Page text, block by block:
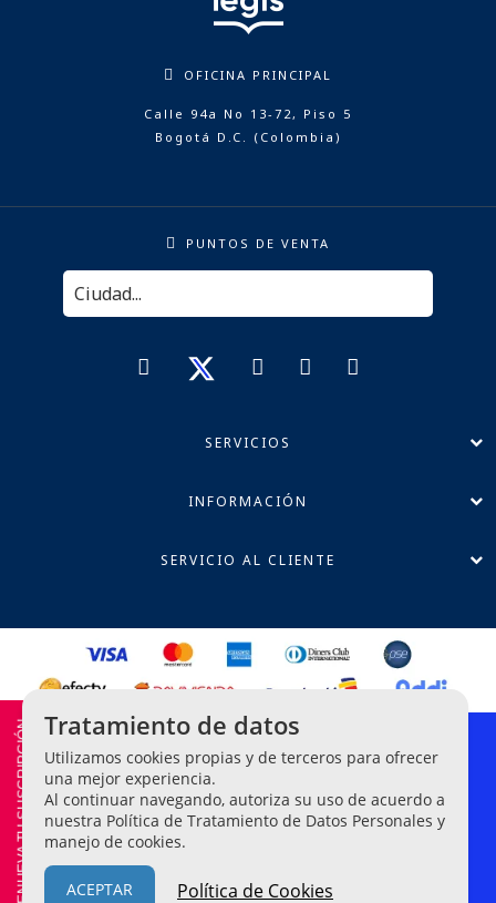
OFICINA PRINCIPAL
Calle 94a No 13-72, Piso 5
Bogotá D.C. (Colombia)
PUNTOS DE VENTA
SERVICIOS
INFORMACIÓN
SERVICIO AL CLIENTE
Política de Privacidad
Términos y Condiciones
Línea Ética de Denuncias
RENUEVA TU SUSCRIPCIÓN Tratamiento de datos
Utilizamos cookies propias y de terceros para ofrecer
una mejor experiencia.
Al continuar navegando, autoriza su uso de acuerdo a
nuestra Política de Tratamiento de Datos Personales y
manejo de cookies.
ACEPTAR Política de Cookies